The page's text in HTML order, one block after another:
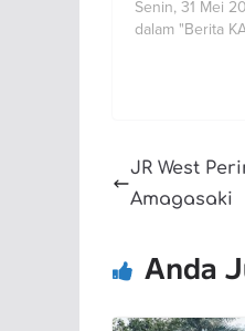
Senin, 31 Mei
dalam "Berita
JR West
Amagasaki
Anda